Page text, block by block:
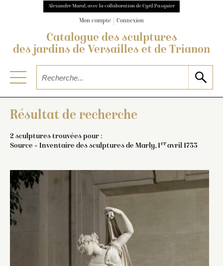
Alexandre Maral, avec la collaboration de Cyril Pasquier
Mon compte Connexion
Catalogue des sculptures
des jardins de Versailles et de Trianon
Résultat de recherche
2 sculptures trouvées pour :
Source = Inventaire des sculptures de Marly, 1eravril 1733